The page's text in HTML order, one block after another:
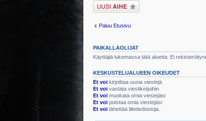
Lähetä uusi viesti
Paluu Etusivu
PAIKALLAOLIJAT
Käyttäjiä lukemassa tätä aluetta: Ei
KESKUSTELUALUEEN OIKEUDET
Et voi kirjoittaa uusia viestejä
Et voi vastata viestiketjuihin
Et voi muokata omia viestejäsi
Et voi poistaa omia viestejäsi
Et voi lähettää liitetiedostoja.